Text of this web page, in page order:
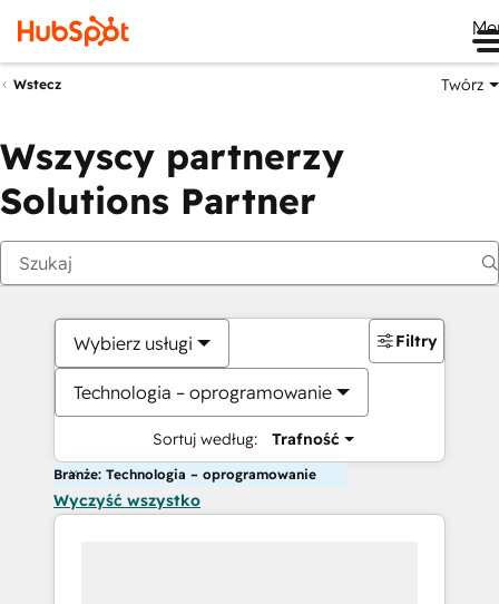
Wstecz Twórz
Wszyscy partnerzy
Solutions Partner
Wybierz usługi
Technologia – oprogramowanie
Sortuj według: Trafność
Filtry
Branże: Technologia – oprogramowanie
Wyczyść wszystko